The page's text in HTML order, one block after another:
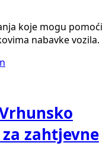
koje mogu pomoći
nabavke vozila.
zahtjevne